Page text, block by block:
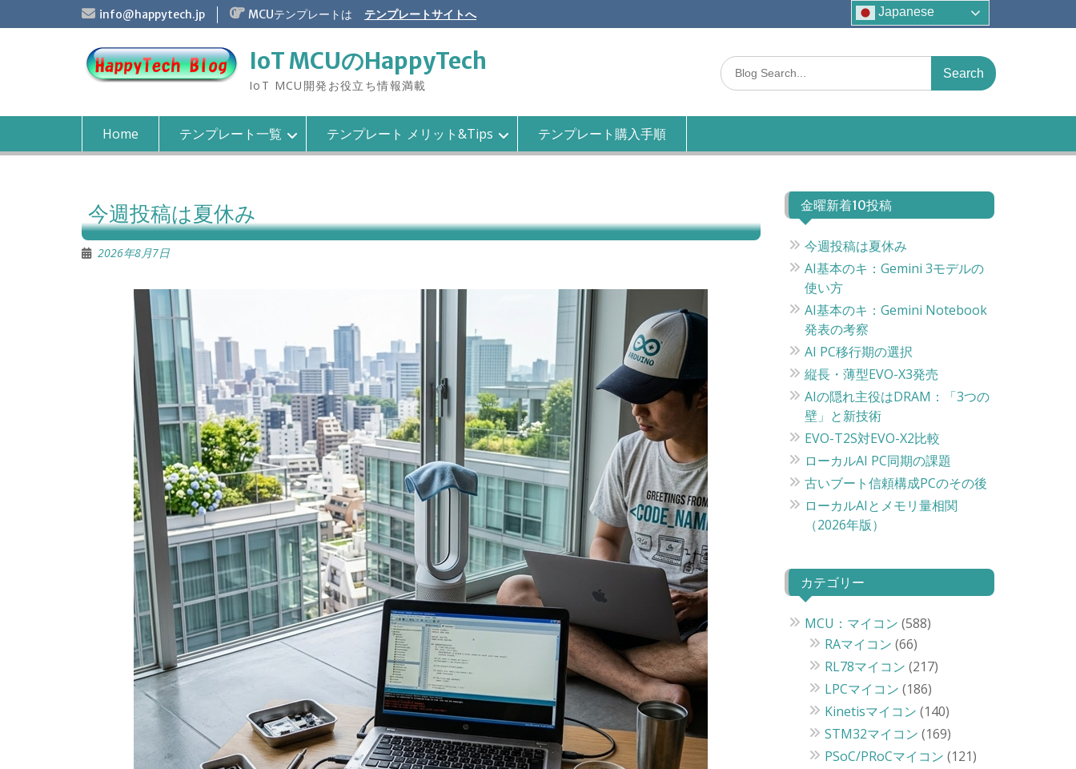
k
t
info@happytech.jp MCUテンプレートは テンプレートサイトへ
IoT MCUのHappyTech
IoT MCU開発お役立ち情報満載
S
e
r
h
Home テンプレート一覧 テンプレート メリット&Tips テンプレート購入手順
今週投稿は夏休み
2026年8月7日
金曜新着10投稿
今週投稿は夏休み
AI基本のキ：Gemini 3モデルの
使い方
AI基本のキ：Gemini Notebook
発表の考察
AI PC移行期の選択
縦長・薄型EVO-X3発売
AIの隠れ主役はDRAM：「3つの
壁」と新技術
EVO-T2S対EVO-X2比較
ローカルAI PC同期の課題
古いブート信頼構成PCのその後
ローカルAIとメモリ量相関
（2026年版）
カテゴリー
MCU：マイコン (588)
RAマイコン (66)
RL78マイコン (217)
LPCマイコン (186)
Kinetisマイコン (140)
STM32マイコン (169)
PSoC/PRoCマイコン (121)
Japanese